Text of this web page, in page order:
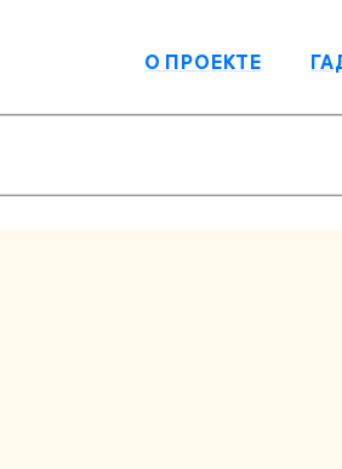
О ПРОЕКТЕ